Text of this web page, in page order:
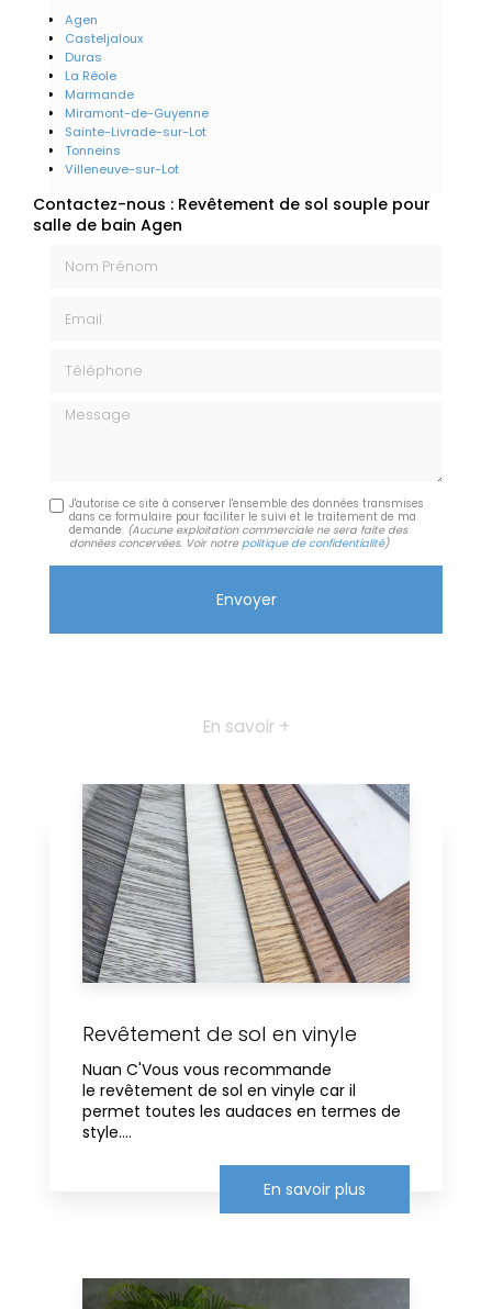
Agen
Casteljaloux
Duras
La Réole
Marmande
Miramont-de-Guyenne
Sainte-Livrade-sur-Lot
Tonneins
Villeneuve-sur-Lot
Contactez-nous : Revêtement de sol souple pour
salle de bain Agen
Message
J'autorise ce site à conserver l'ensemble des données transmises
dans ce formulaire pour faciliter le suivi et le traitement de ma
demande. (Aucune exploitation commerciale ne sera faite des
données concervées. Voir notre politique de confidentialité)
En savoir +
Revêtement de sol en vinyle
Nuan C'Vous vous recommande
le revêtement de sol en vinyle car il
permet toutes les audaces en termes de
style....
En savoir plus